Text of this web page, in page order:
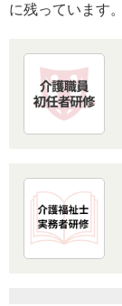
に残っています。